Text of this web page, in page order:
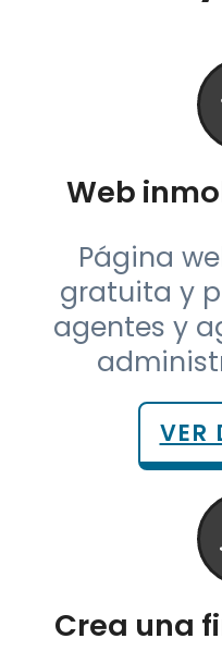
Web
Página
agentes y
VER
Crea una